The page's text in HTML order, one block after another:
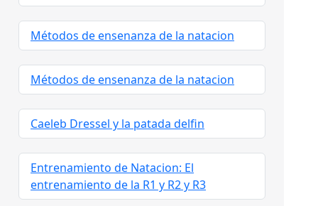
Métodos de ensenanza de la natacion
Métodos de ensenanza de la natacion
Caeleb Dressel y la patada delfin
Entrenamiento de Natacion: El
entrenamiento de la R1 y R2 y R3